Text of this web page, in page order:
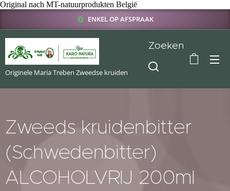
Original nach MT-natuurprodukten België
ENKEL OP AFSPRAAK
Originele Maria Treben Zweedse kruiden
Zoeken
Zweeds kruidenbitter
(Schwedenbitter)
ALCOHOLVRIJ 200ml